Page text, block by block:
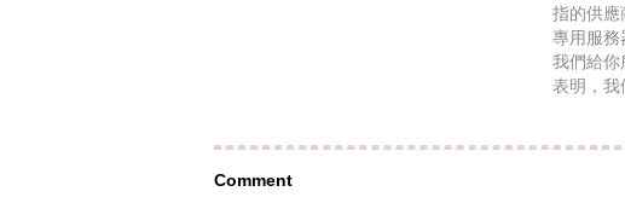
指的供應
專用服務
我們給你
表明，我
Comment